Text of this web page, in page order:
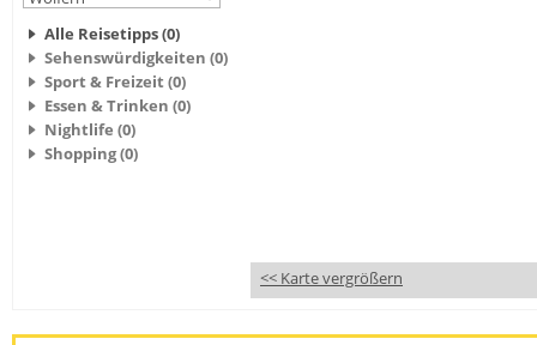
Alle Reisetipps (0)
Sehenswürdigkeiten (0)
Sport & Freizeit (0)
Essen & Trinken (0)
Nightlife (0)
Shopping (0)
<< Karte vergrößern